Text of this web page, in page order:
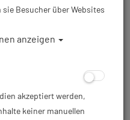
Gr: 2XLS
Besucher über Websites
anzeigen
akzeptiert werden,
keiner manuellen